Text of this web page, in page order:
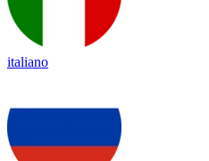
italiano